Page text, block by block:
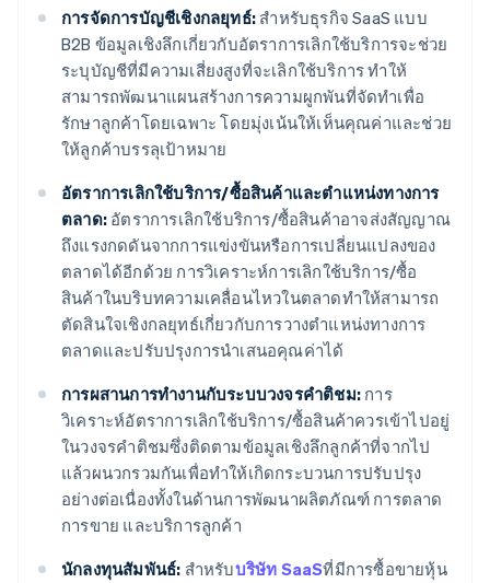
การจัดการบัญชีเชิงกลยุทธ์: สําหรับธุรกิจ SaaS แบบ
B2B ข้อมูลเชิงลึกเกี่ยวกับอัตราการเลิกใช้บริการจะช่วย
ระบุบัญชีที่มีความเสี่ยงสูงที่จะเลิกใช้บริการ ทำให้
สามารถพัฒนาแผนสร้างการความผูกพันที่จัดทำเพื่อ
รักษาลูกค้าโดยเฉพาะ โดยมุ่งเน้นให้เห็นคุณค่าและช่วย
ให้ลูกค้าบรรลุเป้าหมาย
อัตราการเลิกใช้บริการ/ซื้อสินค้าและตำแหน่งทางการ
ตลาด: อัตราการเลิกใช้บริการ/ซื้อสินค้าอาจส่งสัญญาณ
ถึงแรงกดดันจากการแข่งขันหรือการเปลี่ยนแปลงของ
ตลาดได้อีกด้วย การวิเคราะห์การเลิกใช้บริการ/ซื้อ
สินค้าในบริบทความเคลื่อนไหวในตลาดทำให้สามารถ
ตัดสินใจเชิงกลยุทธ์เกี่ยวกับการวางตำแหน่งทางการ
ตลาดและปรับปรุงการนำเสนอคุณค่าได้
การผสานการทำงานกับระบบวงจรคําติชม: การ
วิเคราะห์อัตราการเลิกใช้บริการ/ซื้อสินค้าควรเข้าไปอยู่
ในวงจรคําติชมซึ่งติดตามข้อมูลเชิงลึกลูกค้าที่จากไป
แล้วผนวกรวมกันเพื่อทำให้เกิดกระบวนการปรับปรุง
อย่างต่อเนื่องทั้งในด้านการพัฒนาผลิตภัณฑ์ การตลาด
การขาย และบริการลูกค้า
นักลงทุนสัมพันธ์: สําหรับบริษัท SaaSที่มีการซื้อขายหุ้น